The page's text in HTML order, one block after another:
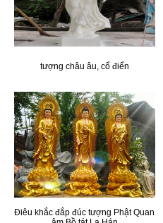
tượng châu âu, cổ điển
Điêu khắc đắp đúc tượng Phật Quan